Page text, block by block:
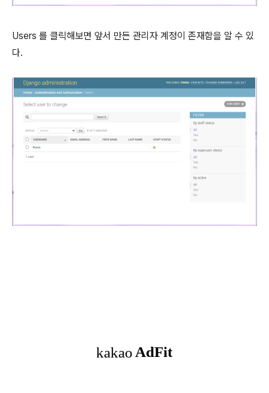
Users 를 클릭해보면 앞서 만든 관리자 계정이 존재함을 알 수 있
다.